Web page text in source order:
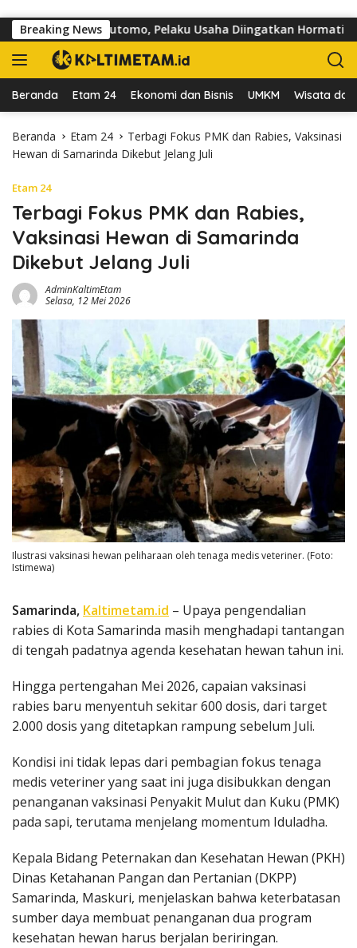
Breaking News
Jalan dr Sutomo, Pelaku Usaha Diingatkan Hormati Hak
Beranda Etam 24 Ekonomi dan Bisnis UMKM Wisata dan
Beranda Etam 24
Terbagi Fokus PMK dan Rabies, Vaksinasi
Hewan di Samarinda Dikebut Jelang Juli
Etam 24
Terbagi Fokus PMK dan Rabies,
Vaksinasi Hewan di Samarinda
Dikebut Jelang Juli
AdminKaltimEtam
Selasa, 12 Mei 2026
Ilustrasi vaksinasi hewan peliharaan oleh tenaga medis veteriner. (Foto:
Istimewa)
Samarinda, Kaltimetam.id – Upaya pengendalian
rabies di Kota Samarinda masih menghadapi tantangan
di tengah padatnya agenda kesehatan hewan tahun ini.
Hingga pertengahan Mei 2026, capaian vaksinasi
rabies baru menyentuh sekitar 600 dosis, dari target
2.000 dosis yang ditetapkan rampung sebelum Juli.
Kondisi ini tidak lepas dari pembagian fokus tenaga
medis veteriner yang saat ini juga disibukkan dengan
penanganan vaksinasi Penyakit Mulut dan Kuku (PMK)
pada sapi, terutama menjelang momentum Iduladha.
Kepala Bidang Peternakan dan Kesehatan Hewan (PKH)
Dinas Ketahanan Pangan dan Pertanian (DKPP)
Samarinda, Maskuri, menjelaskan bahwa keterbatasan
sumber daya membuat penanganan dua program
kesehatan hewan harus berjalan beriringan.